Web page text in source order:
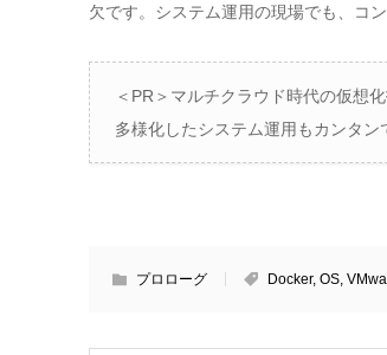
欠です。システム運用の現場でも、コ
＜PR＞マルチクラウド時代の仮想
多様化したシステム運用もカンタン
プロローグ Docker, OS,